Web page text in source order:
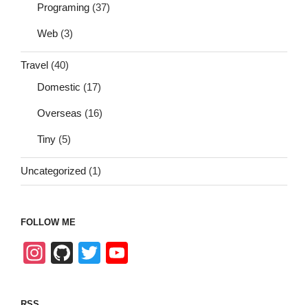
Programing (37)
Web (3)
Travel (40)
Domestic (17)
Overseas (16)
Tiny (5)
Uncategorized (1)
FOLLOW ME
In
Gi T